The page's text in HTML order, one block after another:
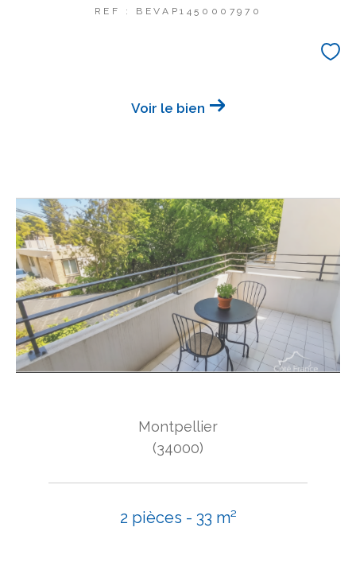
REF : BEVAP1450007970
Voir le bien
Montpellier
(34000)
2 pièces - 33 m²